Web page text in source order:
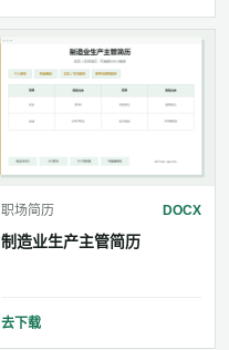
职场简历 DOCX
制造业生产主管简历
去下载